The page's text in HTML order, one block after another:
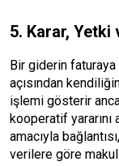
5. Karar, Yetki
Bir giderin
açısından
işlemi gösterir
kooperatif yararını
amacıyla
verilere göre